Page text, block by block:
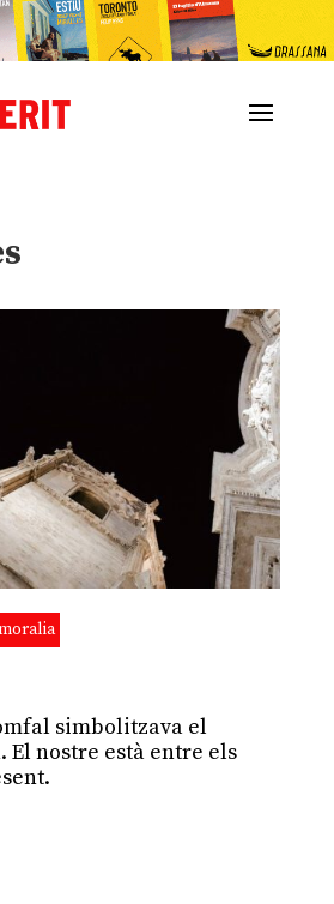
simbolitzava el
El nostre està entre els